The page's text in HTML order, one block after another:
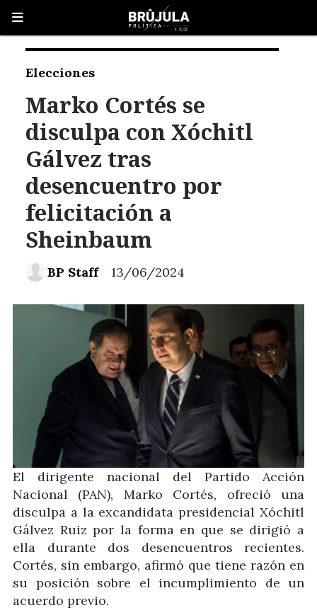
Marko Cortés se
disculpa con Xóchitl
Gálvez tras
desencuentro por
felicitación a
Sheinbaum
Elecciones
13/06/2024
BP Staff
El dirigente nacional del Partido Acción
Nacional (PAN), Marko Cortés, ofreció una
disculpa a la excandidata presidencial Xóchitl
Gálvez Ruiz por la forma en que se dirigió a
ella durante dos desencuentros recientes.
Cortés, sin embargo, afirmó que tiene razón en
su posición sobre el incumplimiento de un
acuerdo previo.